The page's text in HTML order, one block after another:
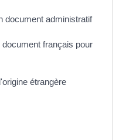
document administratif
français pour
étrangère